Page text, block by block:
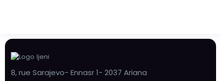
8, rue Sarajevo- Ennasr 1- 2037 Ariana